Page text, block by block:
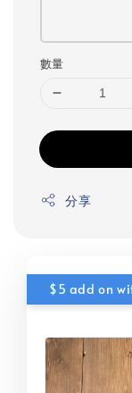
數量
分享